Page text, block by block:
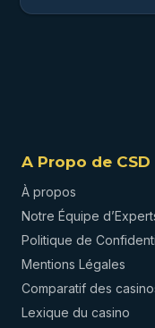
A Propo de CSD
À propos
Notre Équipe
Politique de
Mentions Légales
Comparatif des
Lexique du casino